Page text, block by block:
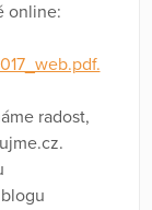
online:
radost,